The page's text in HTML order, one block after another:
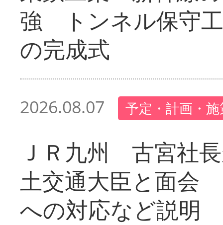
強 トンネル保守
の完成式
2026.08.07 予定・計画・
ＪＲ九州 古宮社
土交通大臣と面会
への対応など説明